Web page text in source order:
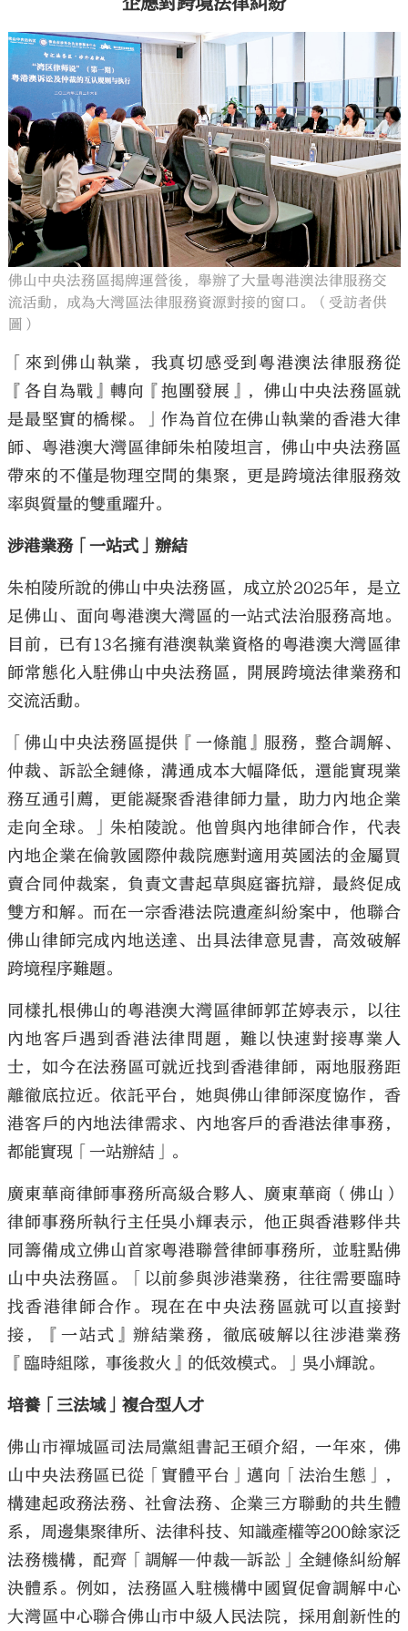
佛山中央法務區揭牌運營後，舉辦了大量粵港澳法律服務交
流活動，成為大灣區法律服務資源對接的窗口。（受訪者供
圖）
「來到佛山執業，我真切感受到粵港澳法律服務從
『各自為戰』轉向『抱團發展』，佛山中央法務區就
是最堅實的橋樑。」作為首位在佛山執業的香港大律
師、粵港澳大灣區律師朱柏陵坦言，佛山中央法務區
帶來的不僅是物理空間的集聚，更是跨境法律服務效
率與質量的雙重躍升。
涉港業務「一站式」辦結
朱柏陵所說的佛山中央法務區，成立於2025年，是立
足佛山、面向粵港澳大灣區的一站式法治服務高地。
目前，已有13名擁有港澳執業資格的粵港澳大灣區律
師常態化入駐佛山中央法務區，開展跨境法律業務和
交流活動。
「佛山中央法務區提供『一條龍』服務，整合調解、
仲裁、訴訟全鏈條，溝通成本大幅降低，還能實現業
務互通引薦，更能凝聚香港律師力量，助力內地企業
走向全球。」朱柏陵說。他曾與內地律師合作，代表
內地企業在倫敦國際仲裁院應對適用英國法的金屬買
賣合同仲裁案，負責文書起草與庭審抗辯，最終促成
雙方和解。而在一宗香港法院遺產糾紛案中，他聯合
佛山律師完成內地送達、出具法律意見書，高效破解
跨境程序難題。
同樣扎根佛山的粵港澳大灣區律師郭芷婷表示，以往
內地客戶遇到香港法律問題，難以快速對接專業人
士，如今在法務區可就近找到香港律師，兩地服務距
離徹底拉近。依託平台，她與佛山律師深度協作，香
港客戶的內地法律需求、內地客戶的香港法律事務，
都能實現「一站辦結」。
廣東華商律師事務所高級合夥人、廣東華商（佛山）
律師事務所執行主任吳小輝表示，他正與香港夥伴共
同籌備成立佛山首家粵港聯營律師事務所，並駐點佛
山中央法務區。「以前參與涉港業務，往往需要臨時
找香港律師合作。現在在中央法務區就可以直接對
接，『一站式』辦結業務，徹底破解以往涉港業務
『臨時組隊，事後救火』的低效模式。」吳小輝說。
培養「三法域」複合型人才
佛山市禪城區司法局黨組書記王碩介紹，一年來，佛
山中央法務區已從「實體平台」邁向「法治生態」，
構建起政務法務、社會法務、企業三方聯動的共生體
系，周邊集聚律所、法律科技、知識產權等200餘家泛
法務機構，配齊「調解─仲裁─訴訟」全鏈條糾紛解
決體系。例如，法務區入駐機構中國貿促會調解中心
大灣區中心聯合佛山市中級人民法院，採用創新性的